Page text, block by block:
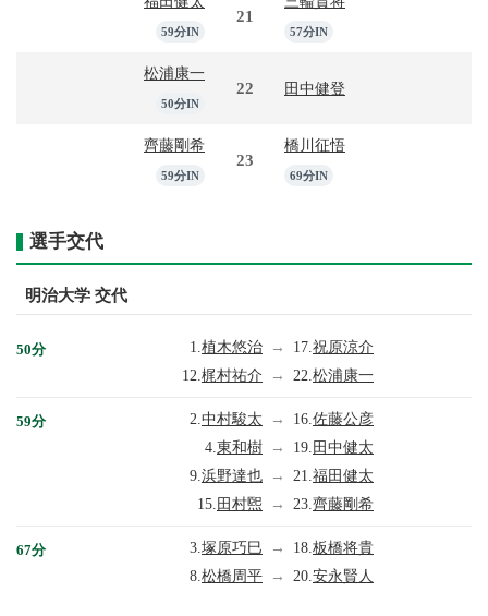
59分IN
21
57分IN
松浦康一
50分IN
22 田中健登
齊藤剛希
59分IN
23
橋川征悟
69分IN
選手交代
明治大学 交代
50分 1. 植木悠治 → 17. 祝原涼介
12. 梶村祐介 → 22. 松浦康一
59分 2. 中村駿太 → 16. 佐藤公彦
4. 東和樹 → 19. 田中健太
9. 浜野達也 → 21. 福田健太
15. 田村煕 → 23. 齊藤剛希
67分 3. 塚原巧巳 → 18. 板橋将貴
8. 松橋周平 → 20. 安永賢人